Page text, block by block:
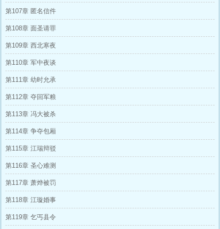
第107章 匿名信件
第108章 面圣请罪
第109章 西北寒夜
第110章 军中夜谈
第111章 幼时允承
第112章 夺回军粮
第113章 冯大被杀
第114章 争夺包厢
第115章 江瑞辩驳
第116章 圣心难测
第117章 萧烨被罚
第118章 江璇婚事
第119章 乞丐县令